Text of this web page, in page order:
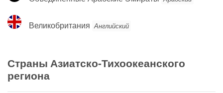
Арабские
Великобритания
Великобритания Английский
Страны Азиатско-Тихоокеанского
региона